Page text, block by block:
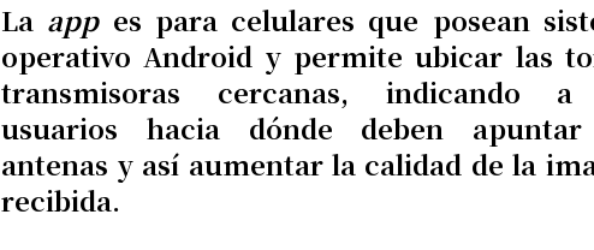
La appes para celulares que posean
operativo Android y permite ubicar las
transmisoras cercanas, indicando
usuarios hacia dónde deben
antenas y así aumentar la calidad de la
recibida.